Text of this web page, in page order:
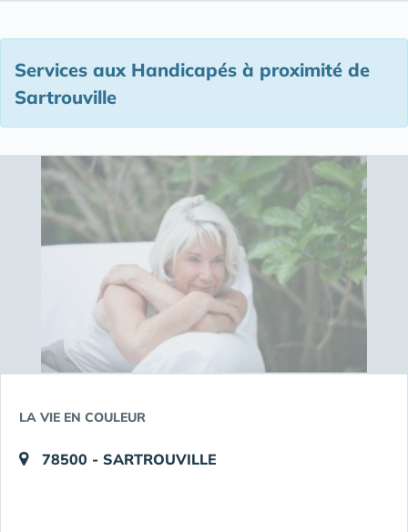
Services aux Handicapés à proximité de
Sartrouville
LA VIE EN COULEUR
78500 - SARTROUVILLE